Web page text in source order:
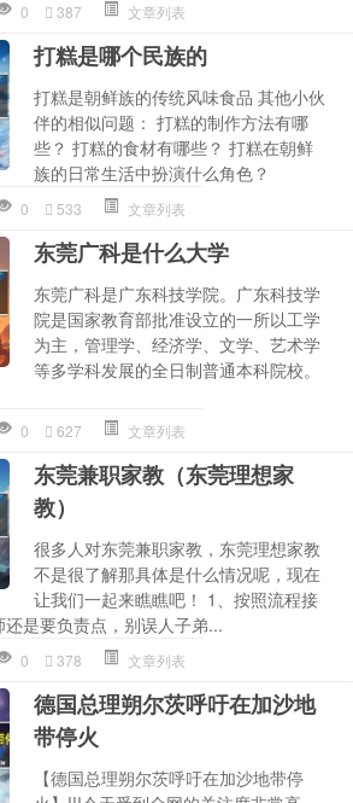
0 387 文章列表
打糕是哪个民族的
打糕是朝鲜族的传统风味食品 其他小伙
伴的相似问题： 打糕的制作方法有哪
些？ 打糕的食材有哪些？ 打糕在朝鲜
族的日常生活中扮演什么角色？
0 533 文章列表
东莞广科是什么大学
东莞广科是广东科技学院。广东科技学
院是国家教育部批准设立的一所以工学
为主，管理学、经济学、文学、艺术学
等多学科发展的全日制普通本科院校。
0 627 文章列表
东莞兼职家教（东莞理想家
教）
很多人对东莞兼职家教，东莞理想家教
不是很了解那具体是什么情况呢，现在
让我们一起来瞧瞧吧！ 1、按照流程接
是要负责点，别误人子弟...
0 378 文章列表
德国总理朔尔茨呼吁在加沙地
带停火
【德国总理朔尔茨呼吁在加沙地带停